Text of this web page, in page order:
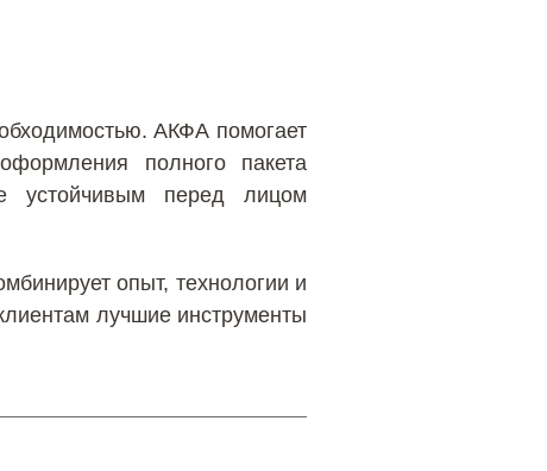
АКФА помогает
полного пакета
устойчивым перед лицом
опыт, технологии и
лучшие инструменты